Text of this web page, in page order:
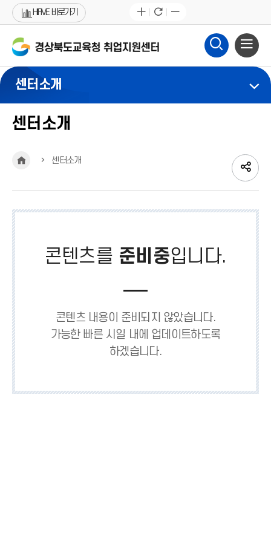
HIFIVE 바로가기
센터소개
센터소개
HOME센터소개
유
영
역
펼
치
기
이
스
북
위
터
이
버
밴
드
공
유
영
역
닫
기
콘텐츠를 준비중입니다.
콘텐츠 내용이 준비되지 않았습니다.
가능한 빠른 시일 내에 업데이트하도록
하겠습니다.